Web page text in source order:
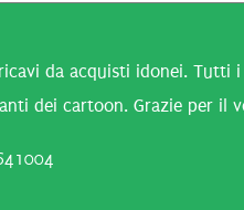
da acquisti idonei.
dei cartoon. Grazie per il